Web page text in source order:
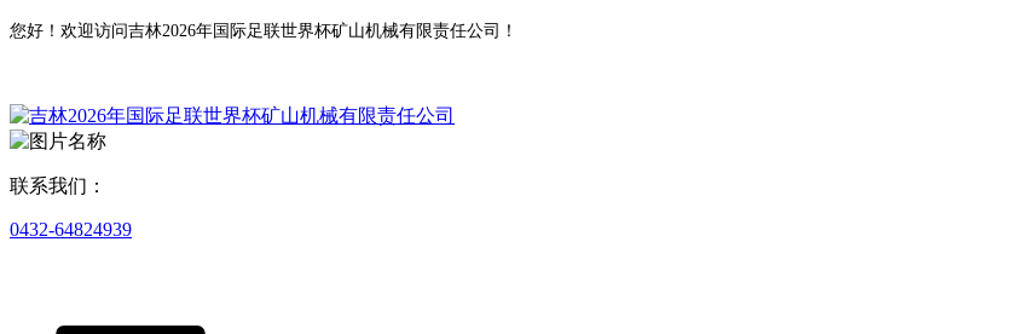
您好！欢迎访问吉林2026年国际足联世界杯矿山机械有限责任公司！
联系我们：
0432-64824939